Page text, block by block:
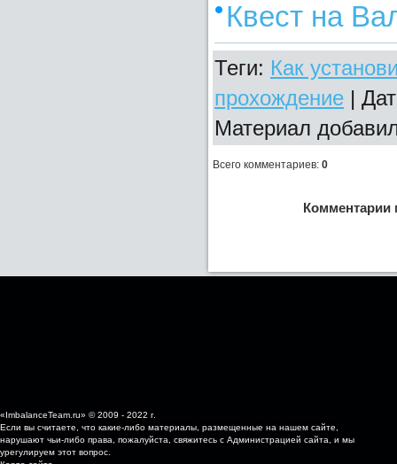
Квест на
Теги: Как
прохождение |
Материал
Всего комментариев: 0
Комментарии
«ImbalanceTeam.ru» © 2009 - 2022 г.
Если вы считаете, что какие-либо материалы, размещенные на нашем сайте,
нарушают чьи-либо права, пожалуйста, свяжитесь с Администрацией сайта, и мы
урегулируем этот вопрос.